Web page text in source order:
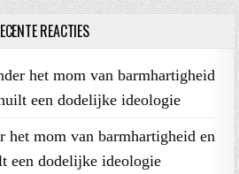
REACTIES
het mom van barmhartigheid
een dodelijke ideologie
het mom van barmhartigheid en
een dodelijke ideologie